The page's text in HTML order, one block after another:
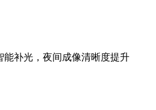
补光，夜间成像清晰度提升